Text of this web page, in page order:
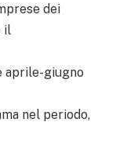
dei
il
aprile-giugno
nel periodo,